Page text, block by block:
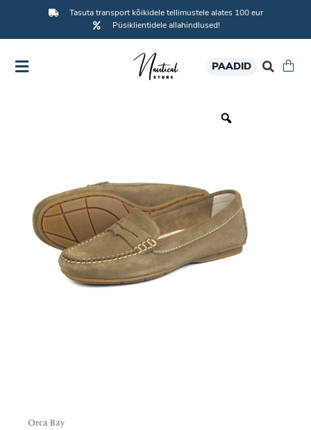
Tasuta transport kõikidele tellimustele alates 100 eur
Püsiklientidele allahindlused!
PAADID
Orca Bay